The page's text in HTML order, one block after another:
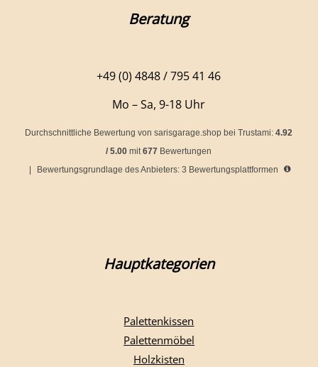
Beratung
+49 (0) 4848 / 795 41 46
Mo – Sa, 9-18 Uhr
Durchschnittliche Bewertung von sarisgarage.shopbei Trustami:4.92
/5.00 mit677 Bewertungen
|
Bewertungsgrundlage des Anbieters: 3 Bewertungsplattformen
Hauptkategorien
Palettenkissen
Palettenmöbel
Holzkisten